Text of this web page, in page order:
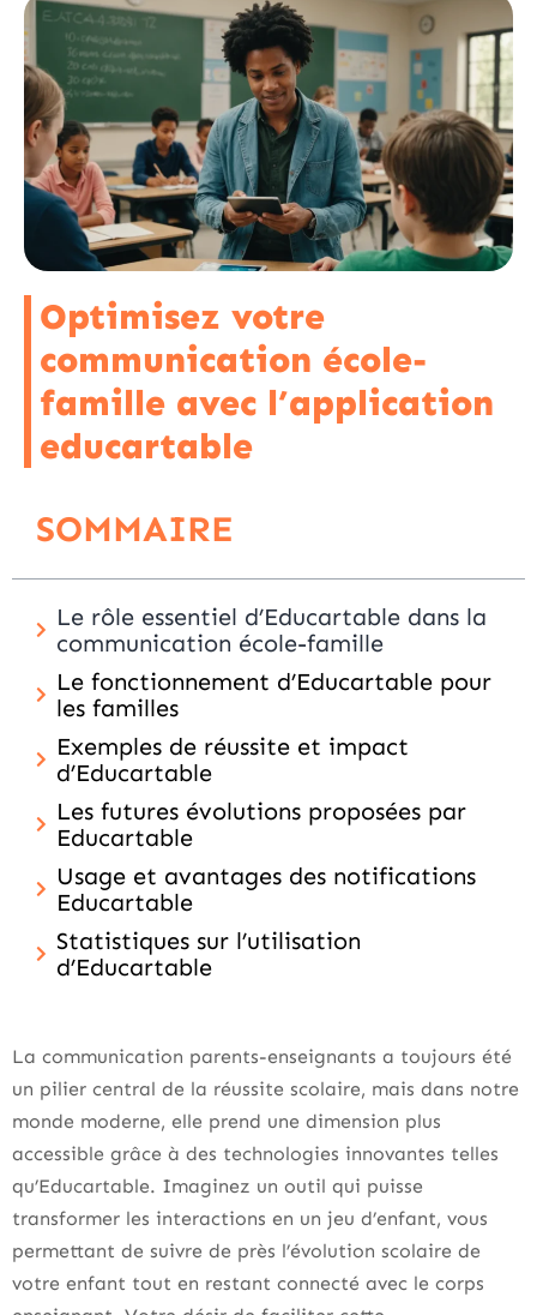
Optimisez votre
communication école-
famille avec l’application
educartable
SOMMAIRE
Le rôle essentiel d’Educartable dans la
communication école-famille
Le fonctionnement d’Educartable pour
les familles
Exemples de réussite et impact
d’Educartable
Les futures évolutions proposées par
Educartable
Usage et avantages des notifications
Educartable
Statistiques sur l’utilisation
d’Educartable
La communication parents-enseignants a toujours été
un pilier central de la réussite scolaire, mais dans notre
monde moderne, elle prend une dimension plus
accessible grâce à des technologies innovantes telles
qu’Educartable. Imaginez un outil qui puisse
transformer les interactions en un jeu d’enfant, vous
permettant de suivre de près l’évolution scolaire de
votre enfant tout en restant connecté avec le corps